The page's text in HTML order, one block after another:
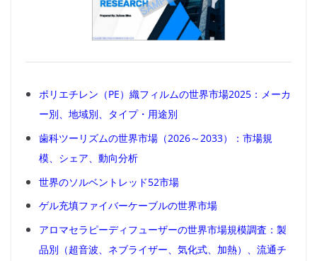
ポリエチレン（PE）織フィルムの世界市場2025：メーカ
ー別、地域別、タイプ・用途別
歯科ツーリズムの世界市場（2026～2033）：市場規
模、シェア、動向分析
世界のソルベントレッド52市場
ゲル充填ファイバーケーブルの世界市場
アロマセラピーディフューザーの世界市場規模調査：製
品別（超音波、ネブライザー、気化式、加熱）、流通チ